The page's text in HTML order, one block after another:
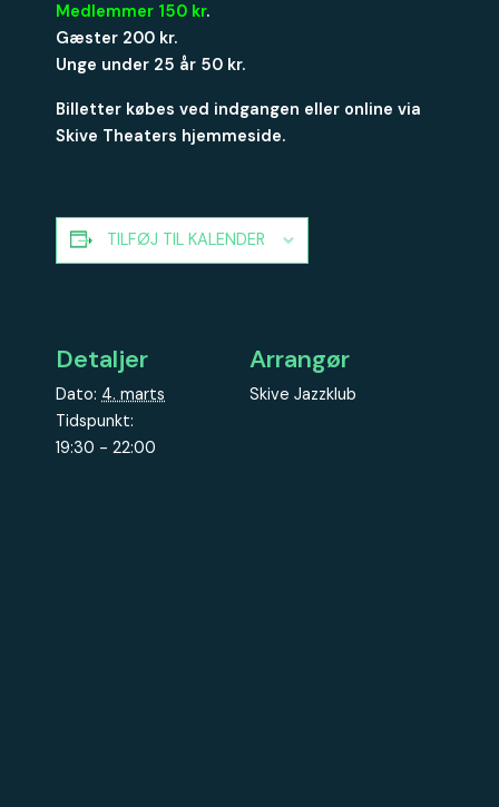
Medlemmer 150 kr.
Gæster 200 kr.
Unge under 25 år 50 kr.
Billetter købes ved indgangen eller online via
Skive Theaters hjemmeside.
TILFØJ TIL KALENDER
Detaljer
Dato: 4. marts
Tidspunkt:
19:30 - 22:00
Arrangør
Skive Jazzklub